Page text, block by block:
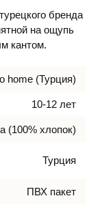
бренда
на ощупь
кантом.
home (Турция)
10-12 лет
(100% хлопок)
Турция
ПВХ пакет